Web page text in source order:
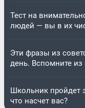
Тест на
людей — вы в их
Эти фразы из
день. Вспомните
Школьник пройдет
что насчет вас?